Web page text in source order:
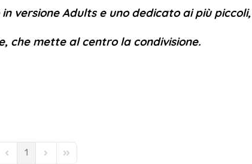
versione Adults e uno dedicato ai più
che mette al centro la condivisione.
Previous Page
1 Next PageLast Page